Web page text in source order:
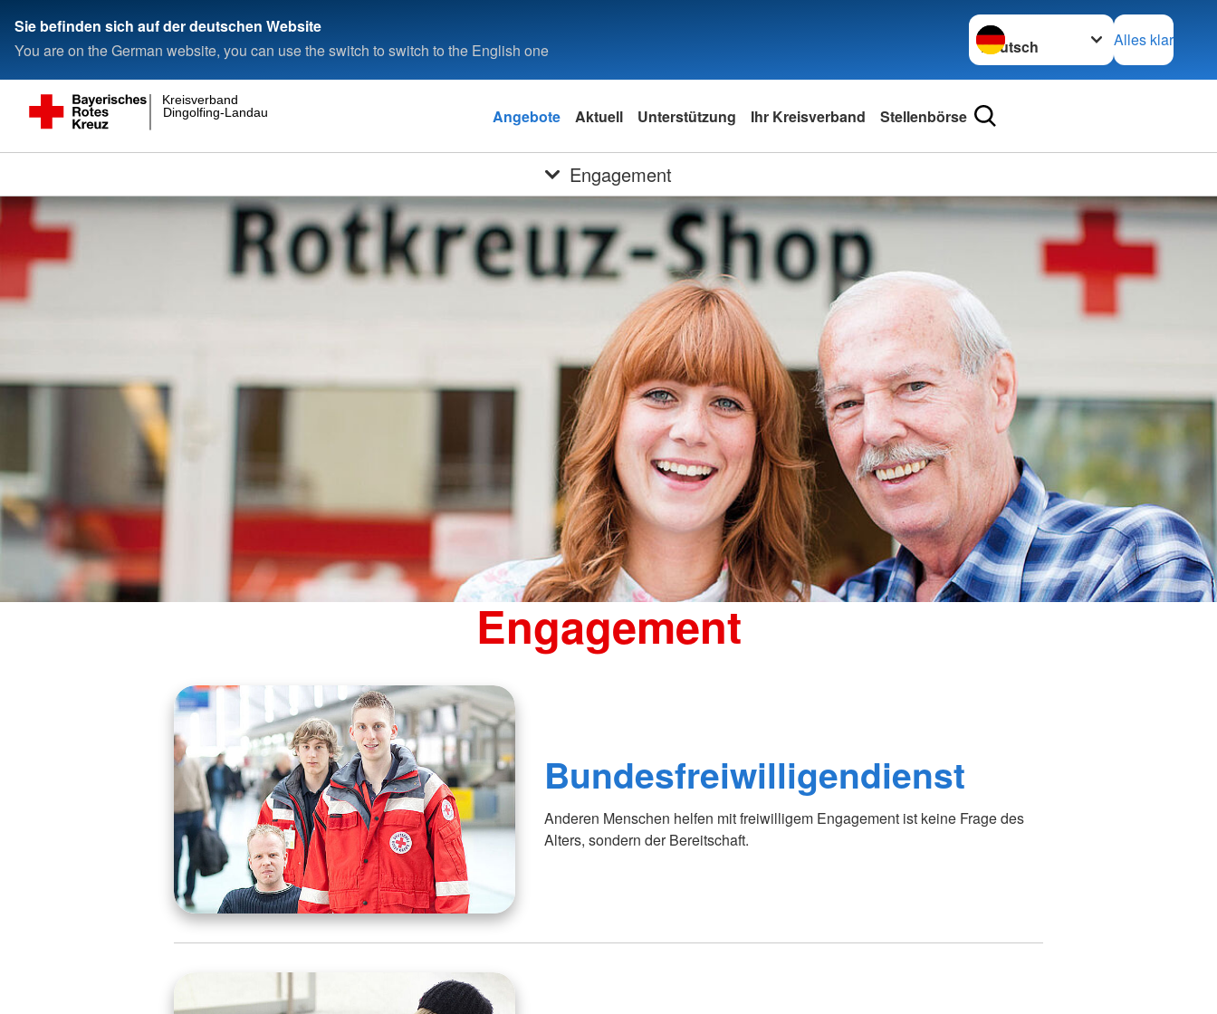
Sie befinden sich auf der deutschen Website
You are on the German website, you can use the switch to switch to the English one
Sprache wechseln zu
Alles klar
Dingolfing-Landau
Kreisverband
Angebote Aktuell Unterstützung Ihr Kreisverband Stellenbörse
Engagement
Engagement
Bundesfreiwilligendienst
Anderen Menschen helfen mit freiwilligem Engagement ist keine Frage des
Alters, sondern der Bereitschaft.